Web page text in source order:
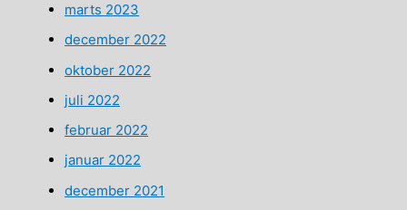
marts 2023
december 2022
oktober 2022
juli 2022
februar 2022
januar 2022
december 2021